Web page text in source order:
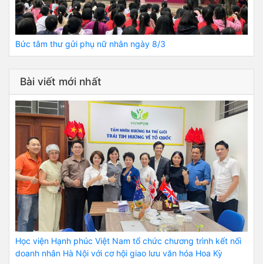
Bức tâm thư gửi phụ nữ nhân ngày 8/3
Bài viết mới nhất
Học viện Hạnh phúc Việt Nam tổ chức chương trình kết nối
doanh nhân Hà Nội với cơ hội giao lưu văn hóa Hoa Kỳ